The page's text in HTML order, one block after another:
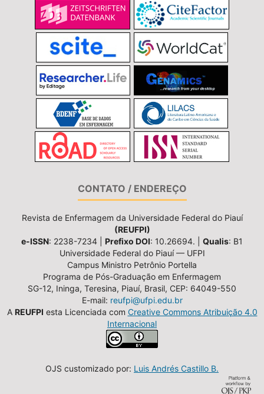
CONTATO / ENDEREÇO
Revista de Enfermagem da Universidade Federal do Piauí
(REUFPI)
e-ISSN: 2238-7234 | Prefixo DOI: 10.26694. | Qualis: B1
Universidade Federal do Piauí — UFPI
Campus Ministro Petrônio Portella
Programa de Pós-Graduação em Enfermagem
SG-12, Ininga, Teresina, Piauí, Brasil, CEP: 64049-550
E-mail: reufpi@ufpi.edu.br
A REUFPI esta Licenciada com Creative Commons Atribuição 4.0
Internacional
OJS customizado por: Luis Andrés Castillo B.